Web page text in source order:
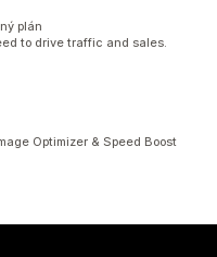
plán
to drive traffic and sales.
Optimizer & Speed Boost